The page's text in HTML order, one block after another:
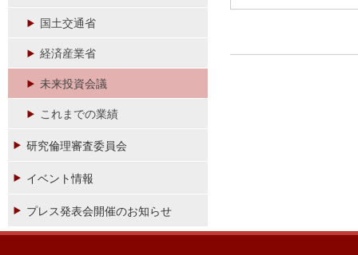
国土交通省
経済産業省
未来投資会議
これまでの業績
研究倫理審査委員会
イベント情報
プレス発表会開催のお知らせ